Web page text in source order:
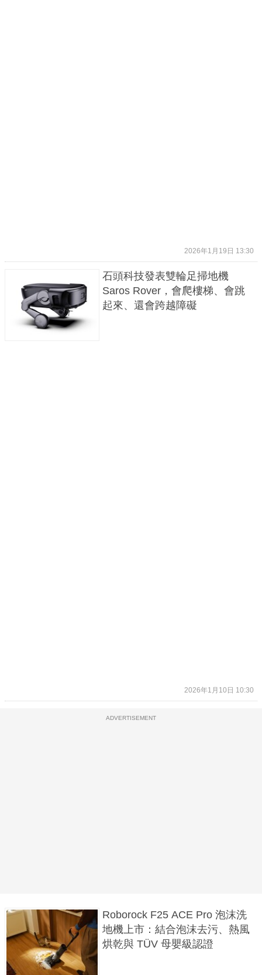
2026年1月19日 13:30
石頭科技發表雙輪足掃地機
Saros Rover，會爬樓梯、會跳
起來、還會跨越障礙
2026年1月10日 10:30
ADVERTISEMENT
Roborock F25 ACE Pro 泡沫洗
地機上市：結合泡沫去污、熱風
烘乾與 TÜV 母嬰級認證